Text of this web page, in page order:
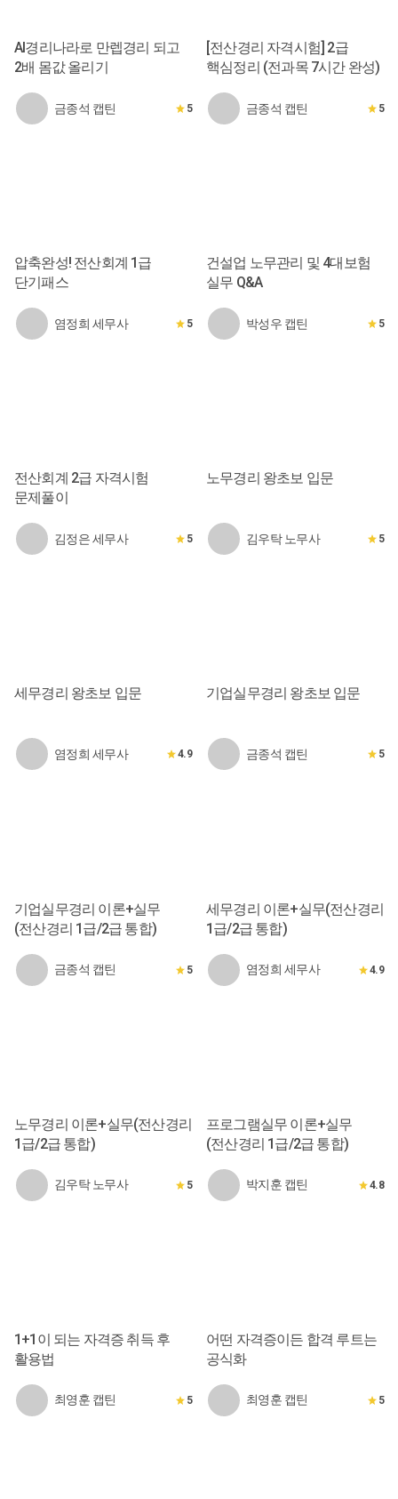
AI경리나라로 만렙경리 되고
2배 몸값 올리기
금종석 캡틴 5
[전산경리 자격시험] 2급
핵심정리 (전과목 7시간 완성)
금종석 캡틴 5
압축완성! 전산회계 1급
단기패스
염정희 세무사 5
건설업 노무관리 및 4대보험
실무 Q&A
박성우 캡틴 5
전산회계 2급 자격시험
문제풀이
김정은 세무사 5
노무경리 왕초보 입문
김우탁 노무사 5
세무경리 왕초보 입문
염정희 세무사 4.9
기업실무경리 왕초보 입문
금종석 캡틴 5
기업실무경리 이론+실무
(전산경리 1급/2급 통합)
금종석 캡틴 5
세무경리 이론+실무(전산경리
1급/2급 통합)
염정희 세무사 4.9
노무경리 이론+실무(전산경리
1급/2급 통합)
김우탁 노무사 5
프로그램실무 이론+실무
(전산경리 1급/2급 통합)
박지훈 캡틴 4.8
1+1이 되는 자격증 취득 후
활용법
최영훈 캡틴 5
어떤 자격증이든 합격 루트는
공식화
최영훈 캡틴 5